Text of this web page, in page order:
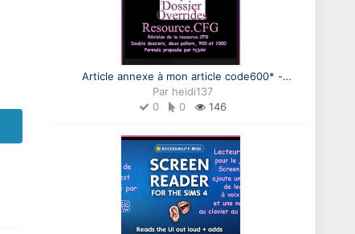
Article annexe à mon article code600* -
Comment utiliser les dossiers prioritaires pour
définir l'ordre de chargement des mods dans
Par heidi137
0
0 146